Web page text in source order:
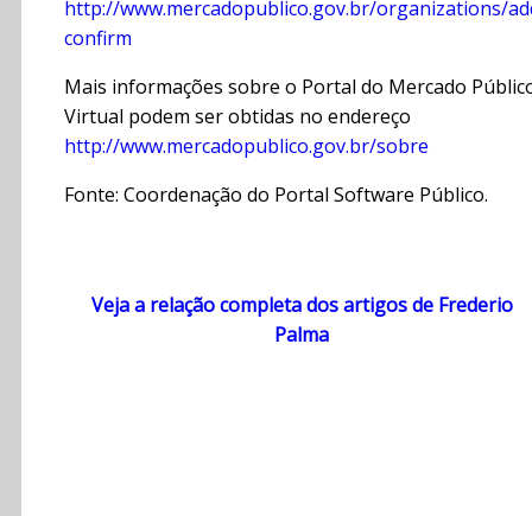
http://www.mercadopublico.gov.br/organizations/
confirm
Mais informações sobre o Portal do Mercado
Virtual podem ser obtidas no endereço
http://www.mercadopublico.gov.br/sobre
Fonte: Coordenação do Portal Software Público.
Veja a relação completa dos artigos de Frederio
Palma